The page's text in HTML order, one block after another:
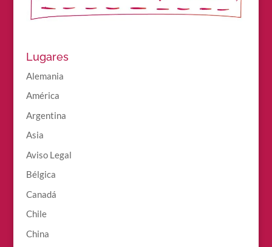
Lugares
Alemania
América
Argentina
Asia
Aviso Legal
Bélgica
Canadá
Chile
China